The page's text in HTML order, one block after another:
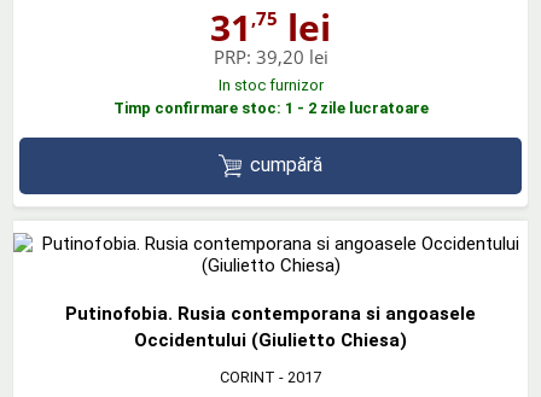
31 ,75 lei
PRP: 39,20 lei
In stoc furnizor
Timp confirmare stoc: 1 - 2 zile lucratoare
cumpără
Putinofobia. Rusia contemporana si angoasele
Occidentului (Giulietto Chiesa)
CORINT - 2017